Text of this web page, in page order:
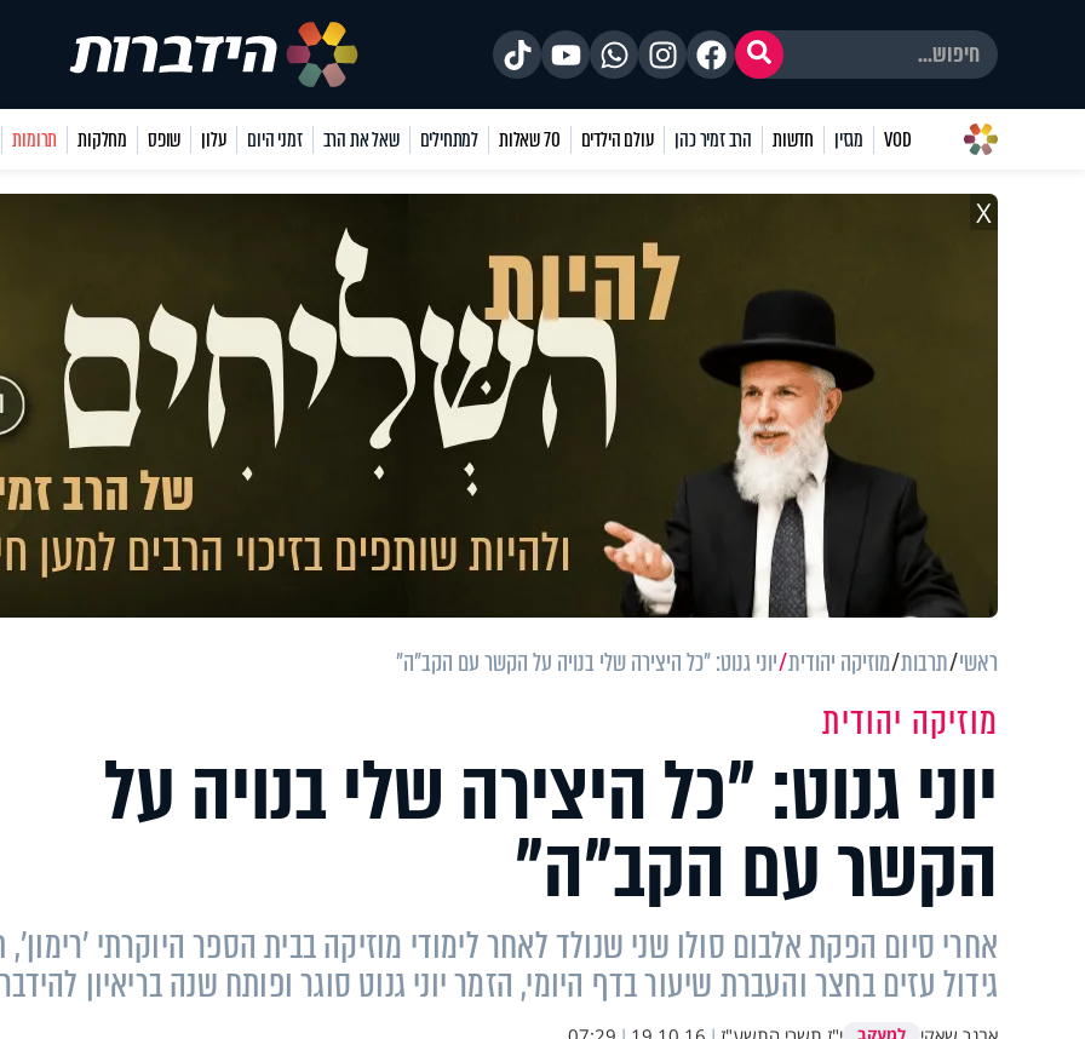
VOD מגזין חדשות הרב זמיר כהן עולם הילדים 70 שאלות למתחילים שאל את הרב זמני היום עלון שופס מחלקות תרומות
X
ראשי תרבות מוזיקה יהודית יוני גנוט: "כל היצירה שלי בנויה על הקשר עם הקב"ה"
מוזיקה יהודית
יוני גנוט: "כל היצירה שלי בנויה על
הקשר עם הקב"ה"
אחרי סיום הפקת אלבום סולו שני שנולד לאחר לימודי מוזיקה בבית הספר היוקרתי 'רימון',
גידול עזים בחצר והעברת שיעור בדף היומי, הזמר יוני גנוט סוגר ופותח שנה בריאיון
למעקב